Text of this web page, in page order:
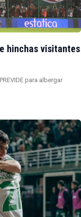
hinchas visitantes
para albergar